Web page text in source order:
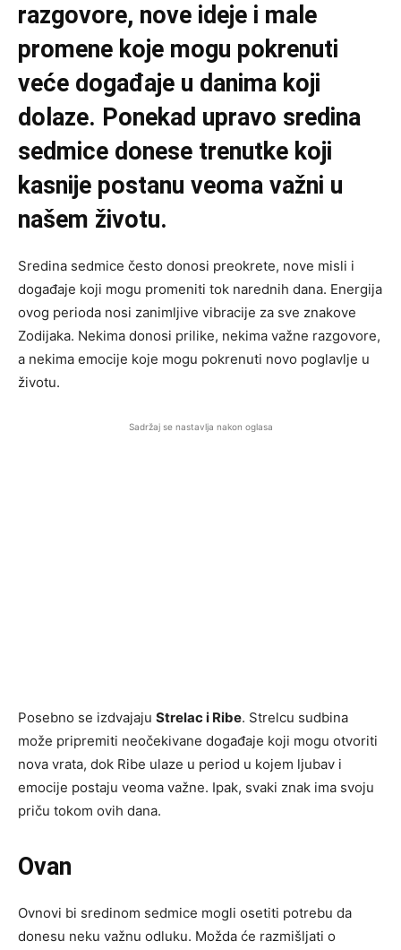
razgovore, nove ideje i male
promene koje mogu pokrenuti
veće događaje u danima koji
dolaze. Ponekad upravo sredina
sedmice donese trenutke koji
kasnije postanu veoma važni u
našem životu.
Sredina sedmice često donosi preokrete, nove misli i
događaje koji mogu promeniti tok narednih dana. Energija
ovog perioda nosi zanimljive vibracije za sve znakove
Zodijaka. Nekima donosi prilike, nekima važne razgovore,
a nekima emocije koje mogu pokrenuti novo poglavlje u
životu.
Sadržaj se nastavlja nakon oglasa
Posebno se izdvajaju Strelac i Ribe. Strelcu sudbina
može pripremiti neočekivane događaje koji mogu otvoriti
nova vrata, dok Ribe ulaze u period u kojem ljubav i
emocije postaju veoma važne. Ipak, svaki znak ima svoju
priču tokom ovih dana.
Ovan
Ovnovi bi sredinom sedmice mogli osetiti potrebu da
donesu neku važnu odluku. Možda će razmišljati o